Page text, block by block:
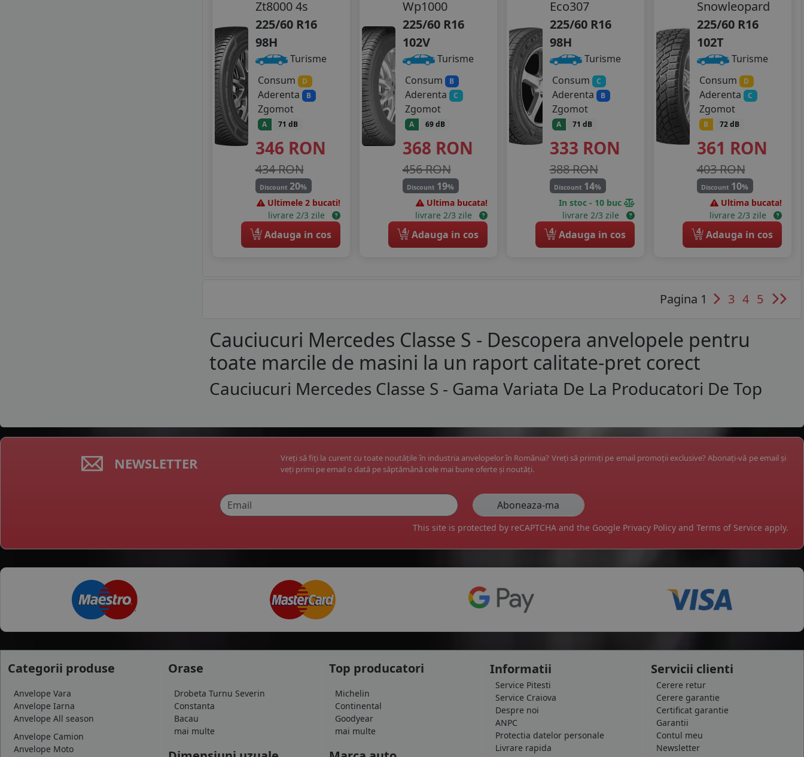
Zt8000 4s
225/60 R16
98H
Turisme
Consum
D
Aderenta B
Zgomot
A 71 dB
346 RON
434 RON
Discount 20%
Ultimele 2 bucati!
livrare 2/3 zile
4 Adauga in cos
Wp1000
225/60 R16
102V
Turisme
Consum
B
Aderenta C
Zgomot
A 69 dB
368 RON
456 RON
Discount 19%
Ultima bucata!
livrare 2/3 zile
4 Adauga in cos
Eco307
225/60 R16
98H
Turisme
Consum
C
Aderenta B
Zgomot
A 71 dB
333 RON
388 RON
Discount 14%
In stoc - 10 buc
livrare 2/3 zile
4 Adauga in cos
Snowleopard
225/60 R16
102T
Turisme
Consum
D
Aderenta C
Zgomot
B 72 dB
361 RON
403 RON
Discount 10%
Ultima bucata!
livrare 2/3 zile
4 Adauga in cos
Pagina 1 3 4 5
Cauciucuri Mercedes Classe S - Descopera anvelopele pentru
toate marcile de masini la un raport calitate-pret corect
Cauciucuri Mercedes Classe S - Gama Variata De La Producatori De Top
NEWSLETTER
Vreți să fiți la curent cu toate noutățile în industria anvelopelor în România? Vreți să primiți pe email promoții exclusive? Abonați-vă pe email și
veți primi pe email o dată pe săptămână cele mai bune oferte și noutăți.
This site is protected by reCAPTCHA and the Google Privacy Policy and Terms of Service apply.
Categorii produse
Anvelope Vara
Anvelope Iarna
Anvelope All season
Anvelope Camion
Anvelope Moto
Orase
Drobeta Turnu Severin
Constanta
Bacau
mai multe
Top producatori
Michelin
Continental
Goodyear
mai multe
Informatii
Service Pitesti
Service Craiova
Despre noi
ANPC
Protectia datelor personale
Livrare rapida
Servicii clienti
Cerere retur
Cerere garantie
Certificat garantie
Garantii
Contul meu
Newsletter